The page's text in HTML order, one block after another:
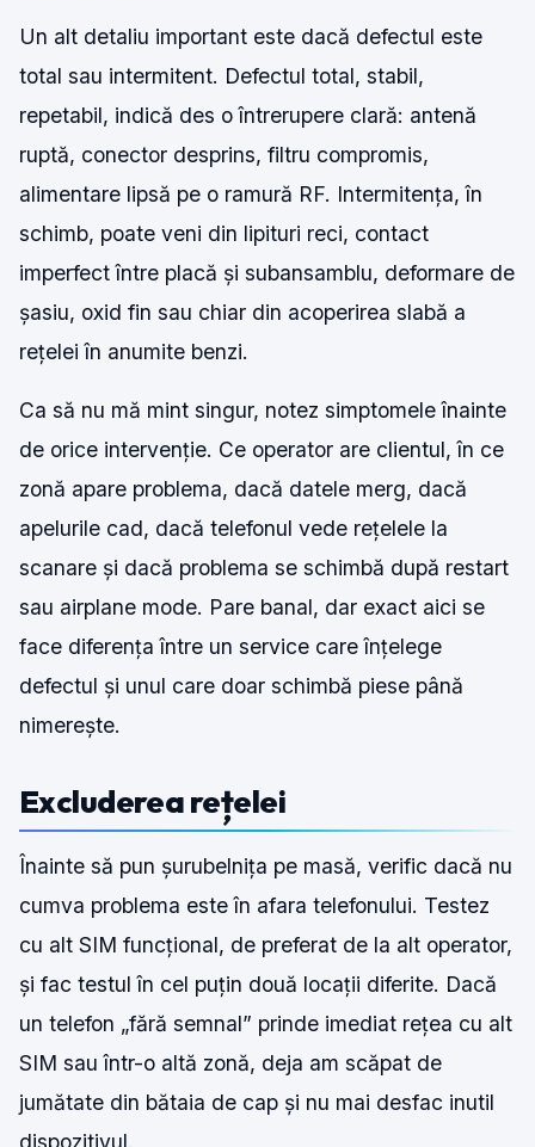
Un alt detaliu important este dacă defectul este
total sau intermitent. Defectul total, stabil,
repetabil, indică des o întrerupere clară: antenă
ruptă, conector desprins, filtru compromis,
alimentare lipsă pe o ramură RF. Intermitența, în
schimb, poate veni din lipituri reci, contact
imperfect între placă și subansamblu, deformare de
șasiu, oxid fin sau chiar din acoperirea slabă a
rețelei în anumite benzi.
Ca să nu mă mint singur, notez simptomele înainte
de orice intervenție. Ce operator are clientul, în ce
zonă apare problema, dacă datele merg, dacă
apelurile cad, dacă telefonul vede rețelele la
scanare și dacă problema se schimbă după restart
sau airplane mode. Pare banal, dar exact aici se
face diferența între un service care înțelege
defectul și unul care doar schimbă piese până
nimerește.
Excluderea rețelei
Înainte să pun șurubelnița pe masă, verific dacă nu
cumva problema este în afara telefonului. Testez
cu alt SIM funcțional, de preferat de la alt operator,
și fac testul în cel puțin două locații diferite. Dacă
un telefon „fără semnal” prinde imediat rețea cu alt
SIM sau într-o altă zonă, deja am scăpat de
jumătate din bătaia de cap și nu mai desfac inutil
dispozitivul.